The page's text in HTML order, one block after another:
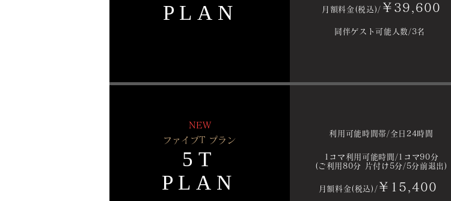
​PLAN
月額料金(税込)/ ￥39,600
同伴ゲスト可能人数/3名
NEW
ファイブT プラン
5T
PLAN
利用可能時間帯/全日24時間
1 コマ利用可能時間/1コマ90分
(ご利用80分 片付け5分/5分前退出)
月額料金(税込)/ ￥15,400